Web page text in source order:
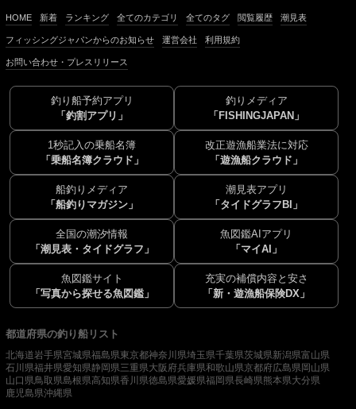
HOME 新着 ランキング 全てのカテゴリ 全てのタグ 閲覧履歴 潮見表
フィッシングジャパンからのお知らせ 運営会社 利用規約
お問い合わせ・プレスリリース
釣り船予約アプリ
「釣割アプリ」
釣りメディア
「FISHINGJAPAN」
1秒記入の乗船名簿
「乗船名簿クラウド」
改正遊漁船業法に対応
「遊漁船クラウド」
船釣りメディア
「船釣りマガジン」
潮見表アプリ
「タイドグラフBI」
全国の潮汐情報
「潮見表・タイドグラフ」
魚図鑑AIアプリ
「マイAI」
魚図鑑サイト
「写真から探せる魚図鑑」
充実の補償内容と安さ
「新・遊漁船保険DX」
都道府県の釣り船リスト
北海道岩手県宮城県福島県東京都神奈川県埼玉県千葉県茨城県新潟県富山県
石川県福井県愛知県静岡県三重県大阪府兵庫県和歌山県京都府広島県岡山県
山口県鳥取県島根県高知県香川県徳島県愛媛県福岡県長崎県熊本県大分県
鹿児島県沖縄県